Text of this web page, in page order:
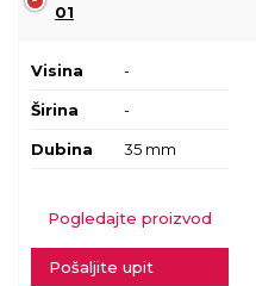
01
Visina -
Širina -
Dubina 35 mm
Pogledajte proizvod
Pošaljite upit